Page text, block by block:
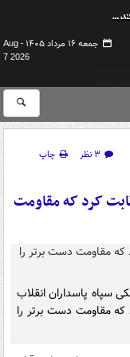
جمعه ۱۶ مرداد ۱۴۰۵ -
Aug
7 2026
۳ نظر
چاپ
کرد که مقاومت
پاسداران انقلاب
که مقاومت دست برتر را